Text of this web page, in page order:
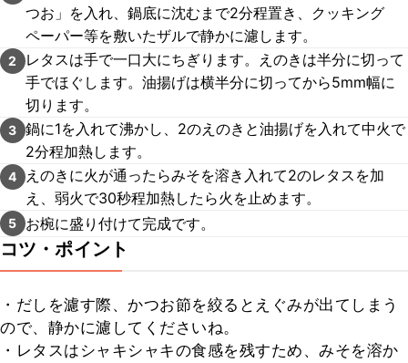
つお」を入れ、鍋底に沈むまで2分程置き、クッキング
ペーパー等を敷いたザルで静かに濾します。
2
レタスは手で一口大にちぎります。えのきは半分に切って
手でほぐします。油揚げは横半分に切ってから5mm幅に
切ります。
3 鍋に1を入れて沸かし、2のえのきと油揚げを入れて中火で
2分程加熱します。
4
えのきに火が通ったらみそを溶き入れて2のレタスを加
え、弱火で30秒程加熱したら火を止めます。
5 お椀に盛り付けて完成です。
コツ・ポイント
・だしを濾す際、かつお節を絞るとえぐみが出てしまう
ので、静かに濾してくださいね。
・レタスはシャキシャキの食感を残すため、みそを溶か